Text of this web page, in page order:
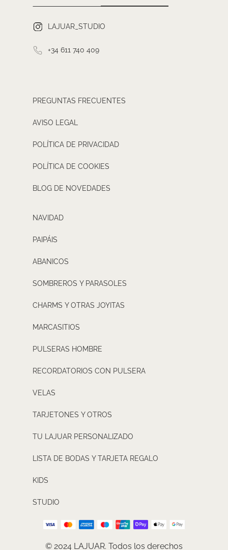
LAJUAR_STUDIO
+34 611 740 409
PREGUNTAS FRECUENTES
AVISO LEGAL
POLÍTICA DE PRIVACIDAD
POLÍTICA DE COOKIES
BLOG DE NOVEDADES
NAVIDAD
PAIPÁIS
ABANICOS
SOMBREROS Y PARASOLES
CHARMS Y OTRAS JOYITAS
MARCASITIOS
PULSERAS HOMBRE
RECORDATORIOS CON PULSERA
VELAS
TARJETONES Y OTROS
TU LAJUAR PERSONALIZADO
LISTA DE BODAS Y TARJETA REGALO
KIDS
STUDIO
© 2024 LAJUAR. Todos los derechos